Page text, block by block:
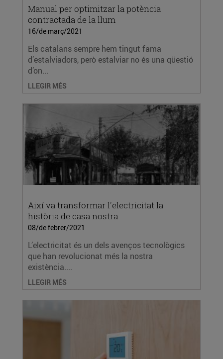
Manual per optimitzar la potència
contractada de la llum
16/de març/2021
Els catalans sempre hem tingut fama
d’estalviadors, però estalviar no és una qüestió
d’on...
LLEGIR MÉS
Així va transformar l'electricitat la
història de casa nostra
08/de febrer/2021
L’electricitat és un dels avenços tecnològics
que han revolucionat més la nostra
existència....
LLEGIR MÉS